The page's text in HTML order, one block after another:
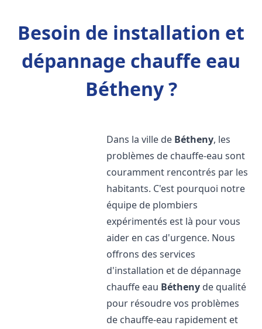
Besoin de installation et
dépannage chauffe eau
Bétheny ?
Dans la ville de Bétheny, les
problèmes de chauffe-eau sont
couramment rencontrés par les
habitants. C'est pourquoi notre
équipe de plombiers
expérimentés est là pour vous
aider en cas d'urgence. Nous
offrons des services
d'installation et de dépannage
chauffe eau Bétheny de qualité
pour résoudre vos problèmes
de chauffe-eau rapidement et